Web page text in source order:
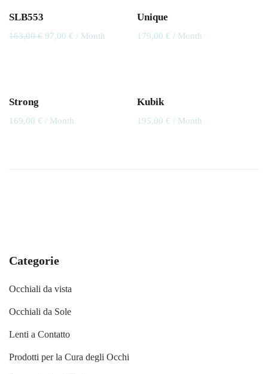
SLB553
163,00€ Il
97,00 € Il
/ Month
Unique
179,00 € / Month
Strong
169,00 € / Month
Kubik
195,00 € / Month
Categorie
Occhiali da vista
Occhiali da Sole
Lenti a Contatto
Prodotti per la Cura degli Occhi